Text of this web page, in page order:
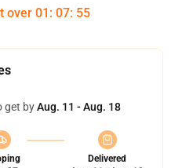
over 01 : 07: 54
get byAug. 11 - Aug. 18
Delivered